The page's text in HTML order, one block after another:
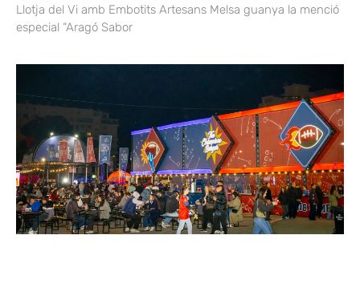
Llotja del Vi amb Embotits Artesans Melsa guanya la menció
especial “Aragó Sabor